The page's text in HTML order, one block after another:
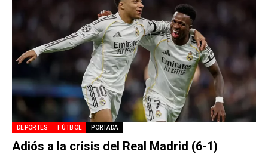
DEPORTES FÚTBOL PORTADA
Adiós a la crisis del Real Madrid (6-1)